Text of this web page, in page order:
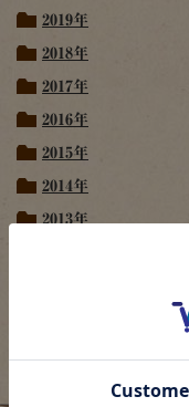
2019年
2018年
2017年
2016年
2015年
2014年
2013年